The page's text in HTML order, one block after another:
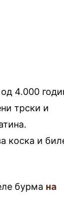
од 4.000
трски и
коска и
бурма на